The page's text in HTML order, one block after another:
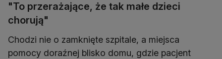
"To przerażające, że tak małe dzieci
chorują"
Chodzi nie o zamknięte szpitale, a miejsca
pomocy doraźnej blisko domu, gdzie pacjent